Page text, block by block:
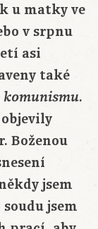
u matky ve
v srpnu
asi
také
komunismu.
Boženou
jsem
jsem